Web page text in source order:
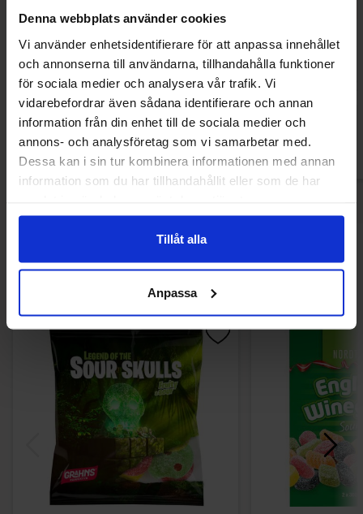
Denna webbplats använder cookies
Vi använder enhetsidentifierare för att anpassa innehållet
och annonserna till användarna, tillhandahålla funktioner
för sociala medier och analysera vår trafik. Vi
vidarebefordrar även sådana identifierare och annan
information från din enhet till de sociala medier och
annons- och analysföretag som vi samarbetar med.
Dessa kan i sin tur kombinera informationen med annan
information som du har tillhandahållit eller som de har
Tillåt alla
Anpassa
Tajin Chilipulver med lime 142g
69.90 kr
Kjøp
Liupo Chili Powder
Andre kjøpte også